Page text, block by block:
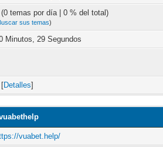
temas por día | 0 % del total)
sus temas)
Minutos, 29 Segundos
[Detalles]
vuabet.help/